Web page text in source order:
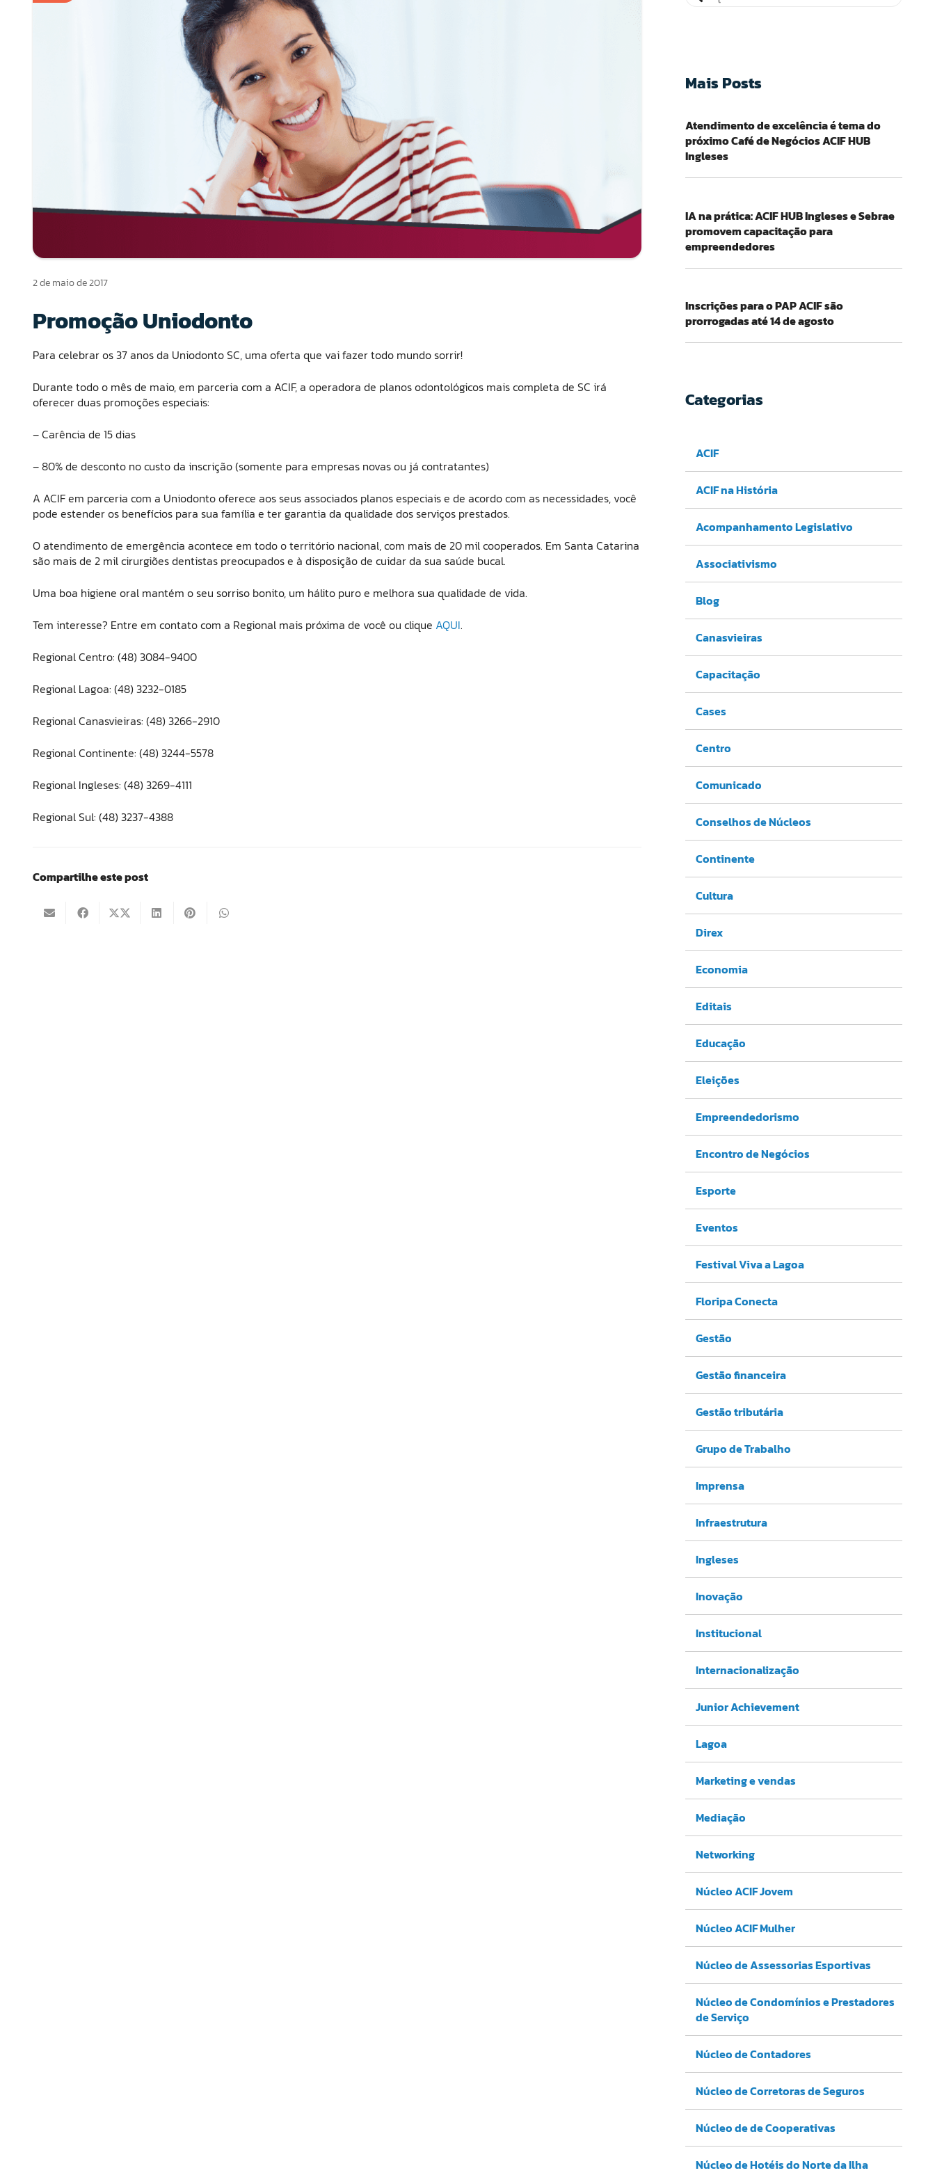
2 de maio de 2017
Promoção Uniodonto
Para celebrar os 37 anos da Uniodonto SC, uma oferta que vai fazer todo mundo sorrir!
Durante todo o mês de maio, em parceria com a ACIF, a operadora de planos odontológicos mais completa de SC irá
oferecer duas promoções especiais:
– Carência de 15 dias
– 80% de desconto no custo da inscrição (somente para empresas novas ou já contratantes)
A ACIF em parceria com a Uniodonto oferece aos seus associados planos especiais e de acordo com as necessidades, você
pode estender os benefícios para sua família e ter garantia da qualidade dos serviços prestados.
O atendimento de emergência acontece em todo o território nacional, com mais de 20 mil cooperados. Em Santa Catarina
são mais de 2 mil cirurgiões dentistas preocupados e à disposição de cuidar da sua saúde bucal.
Uma boa higiene oral mantém o seu sorriso bonito, um hálito puro e melhora sua qualidade de vida.
Tem interesse? Entre em contato com a Regional mais próxima de você ou clique AQUI.
Regional Centro: (48) 3084-9400
Regional Lagoa: (48) 3232-0185
Regional Canasvieiras: (48) 3266-2910
Regional Continente: (48) 3244-5578
Regional Ingleses: (48) 3269-4111
Regional Sul: (48) 3237-4388
Compartilhe este post
Mais Posts
Atendimento de excelência é tema do
próximo Café de Negócios ACIF HUB
Ingleses
IA na prática: ACIF HUB Ingleses e Sebrae
promovem capacitação para
empreendedores
Inscrições para o PAP ACIF são
prorrogadas até 14 de agosto
Categorias
ACIF
ACIF na História
Acompanhamento Legislativo
Associativismo
Blog
Canasvieiras
Capacitação
Cases
Centro
Comunicado
Conselhos de Núcleos
Continente
Cultura
Direx
Economia
Editais
Educação
Eleições
Empreendedorismo
Encontro de Negócios
Esporte
Eventos
Festival Viva a Lagoa
Floripa Conecta
Gestão
Gestão financeira
Gestão tributária
Grupo de Trabalho
Imprensa
Infraestrutura
Ingleses
Inovação
Institucional
Internacionalização
Junior Achievement
Lagoa
Marketing e vendas
Mediação
Networking
Núcleo ACIF Jovem
Núcleo ACIF Mulher
Núcleo de Assessorias Esportivas
Núcleo de Condomínios e Prestadores
de Serviço
Núcleo de Contadores
Núcleo de Corretoras de Seguros
Núcleo de de Cooperativas
Núcleo de Hotéis do Norte da Ilha